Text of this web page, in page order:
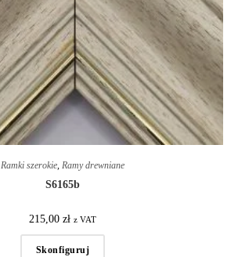
Ramki szerokie, Ramy drewniane
S6165b
215,00 zł z VAT
Skonfiguruj